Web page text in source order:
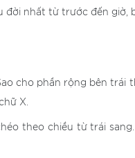
đời nhất từ trước đến giờ,
cho phần rộng bên trái
X.
theo chiều từ trái